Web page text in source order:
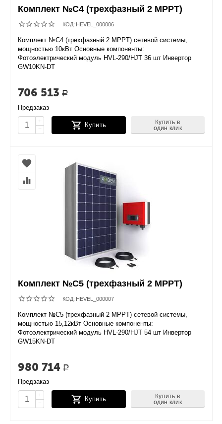
Комплект №C4 (трехфазный 2 MPPT)
КОД: HEVEL_000006
Комплект №C4 (трехфазный 2 MPPT) сетевой системы,
мощностью 10кВт Основные компоненты:
Фотоэлектрический модуль HVL-290/HJT 36 шт Инвертор
GW10KN-DT
706 513 Р
Предзаказ
+
−
Купить
Купить в
один клик
Комплект №C5 (трехфазный 2 MPPT)
КОД: HEVEL_000007
Комплект №C5 (трехфазный 2 MPPT) сетевой системы,
мощностью 15,12кВт Основные компоненты:
Фотоэлектрический модуль HVL-290/HJT 54 шт Инвертор
GW15KN-DT
980 714 Р
Предзаказ
+
−
Купить
Купить в
один клик